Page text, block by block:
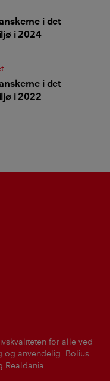
i det
i 2024
i det
i 2022
for alle ved
anvendelig. Bolius
Realdania.